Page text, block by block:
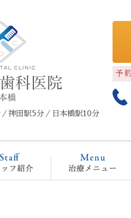
神田駅5分／日本橋駅10分
予
ープ治療スタッフ紹介